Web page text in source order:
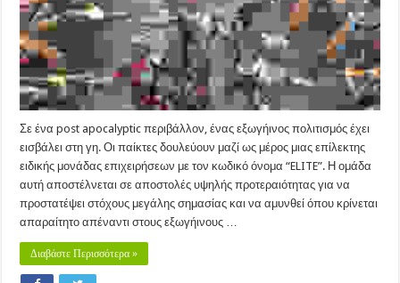
Σε ένα post apocalyptic περιβάλλον, ένας εξωγήινος πολιτισμός έχει
εισβάλει στη γη. Οι παίκτες δουλεύουν μαζί ως μέρος μιας επίλεκτης
ειδικής μονάδας επιχειρήσεων με τον κωδικό όνομα “ELITE”. Η ομάδα
αυτή αποστέλνεται σε αποστολές υψηλής προτεραιότητας για να
προστατέψει στόχους μεγάλης σημασίας και να αμυνθεί όπου κρίνεται
απαραίτητο απέναντι στους εξωγήινους …
Διαβάστε Περισσότερα »